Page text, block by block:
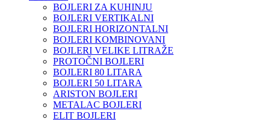
BOJLERI ZA KUHINJU
BOJLERI VERTIKALNI
BOJLERI HORIZONTALNI
BOJLERI KOMBINOVANI
BOJLERI VELIKE LITRAŽE
PROTOČNI BOJLERI
BOJLERI 80 LITARA
BOJLERI 50 LITARA
ARISTON BOJLERI
METALAC BOJLERI
ELIT BOJLERI